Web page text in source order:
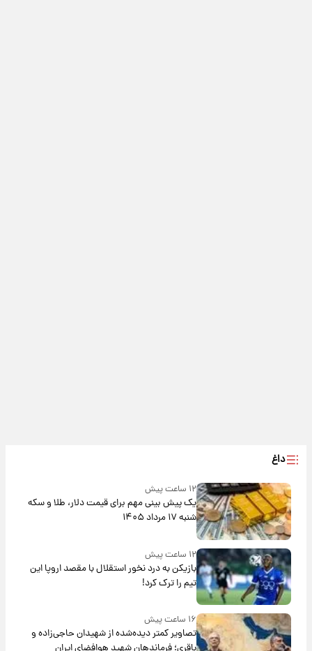
داغ
۱۲ ساعت پیش
یک پیش ‌بینی مهم برای قیمت دلار، طلا و سکه
شنبه ۱۷ مرداد ۱۴۰۵
۱۲ ساعت پیش
بازیکن به درد نخور استقلال با مقصد اروپا این
تیم را ترک کرد!
۱۶ ساعت پیش
تصاویر کمتر دیده‌شده از شهیدان حاجی‌زاده و